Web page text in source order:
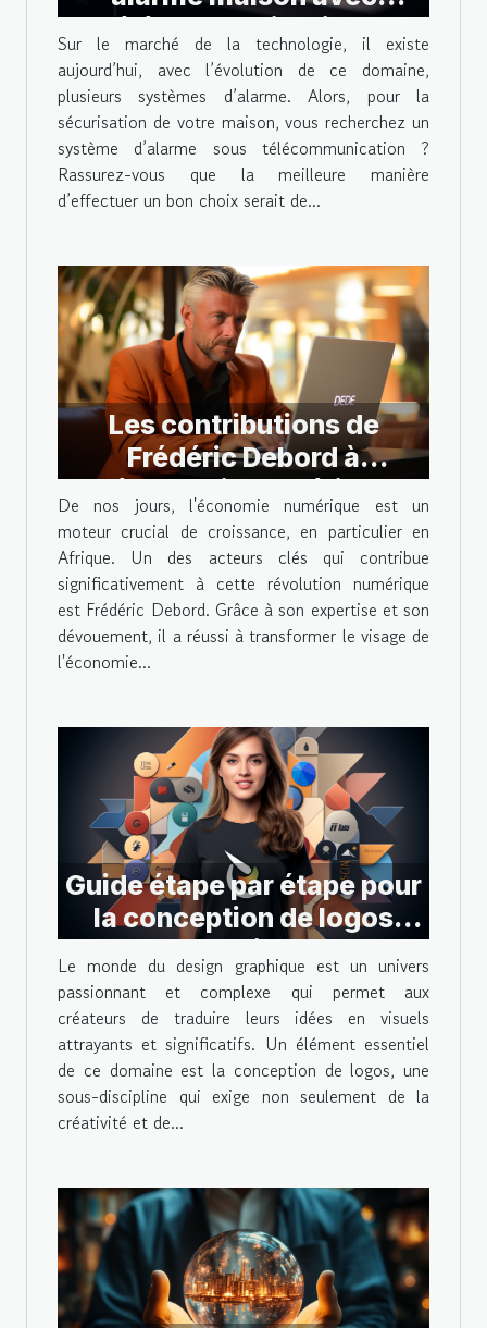
télécommunication ?
Sur le marché de la technologie, il existe
aujourd’hui, avec l’évolution de ce domaine,
plusieurs systèmes d’alarme. Alors, pour la
sécurisation de votre maison, vous recherchez un
système d’alarme sous télécommunication ?
Rassurez-vous que la meilleure manière
d’effectuer un bon choix serait de...
Les contributions de
Frédéric Debord à
l'économie numérique
africaine
De nos jours, l'économie numérique est un
moteur crucial de croissance, en particulier en
Afrique. Un des acteurs clés qui contribue
significativement à cette révolution numérique
est Frédéric Debord. Grâce à son expertise et son
dévouement, il a réussi à transformer le visage de
l'économie...
Guide étape par étape pour
la conception de logos
dans Figma
Le monde du design graphique est un univers
passionnant et complexe qui permet aux
créateurs de traduire leurs idées en visuels
attrayants et significatifs. Un élément essentiel
de ce domaine est la conception de logos, une
sous-discipline qui exige non seulement de la
créativité et de...